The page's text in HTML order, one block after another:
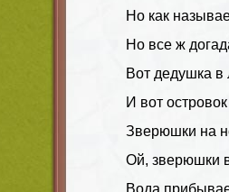
Но как
Но все ж
Вот дедушка
И вот
Зверюшки на
Ой, зверюшки
Вода